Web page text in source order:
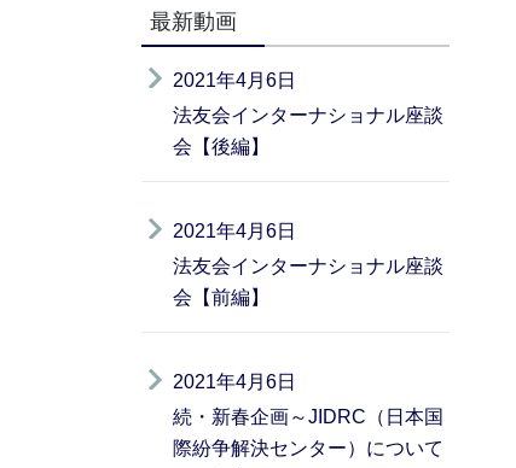
最新動画
2021年4月6日
法友会インターナショナル座談
会【後編】
2021年4月6日
法友会インターナショナル座談
会【前編】
2021年4月6日
続・新春企画～JIDRC（日本国
際紛争解決センター）について